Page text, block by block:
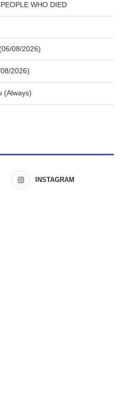
WHO DIED
08/2026)
2026)
(Always)
INSTAGRAM